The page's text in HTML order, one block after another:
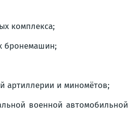
комплекса;
бронемашин;
артиллерии и миномётов;
военной автомобильной